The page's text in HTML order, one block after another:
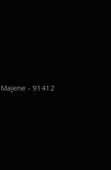
Majene - 91412